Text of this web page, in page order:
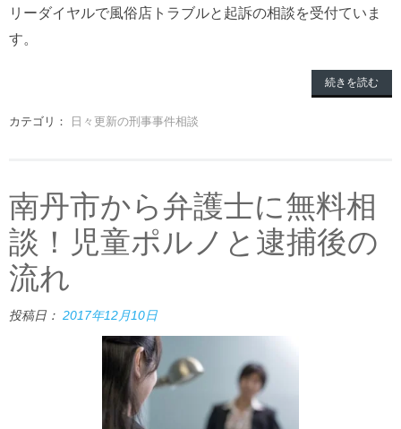
リーダイヤルで風俗店トラブルと起訴の相談を受付ていま
す。
続きを読む
カテゴリ： 日々更新の刑事事件相談
南丹市から弁護士に無料相
談！児童ポルノと逮捕後の
流れ
投稿日： 2017年12月10日